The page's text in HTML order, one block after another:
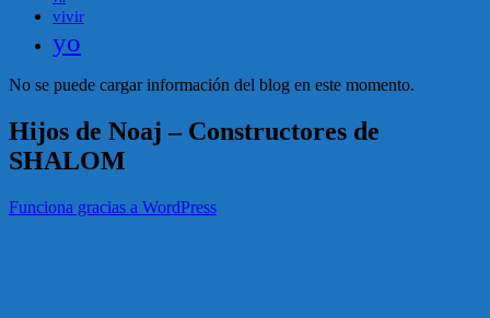
vivir
yo
No se puede cargar información del blog en este momento.
Hijos de Noaj – Constructores de
SHALOM
Funciona gracias a WordPress